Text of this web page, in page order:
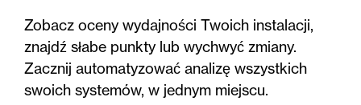
Zobacz oceny wydajności Twoich instalacji,
znajdź słabe punkty lub wychwyć zmiany.
Zacznij automatyzować analizę wszystkich
swoich systemów, w jednym miejscu.